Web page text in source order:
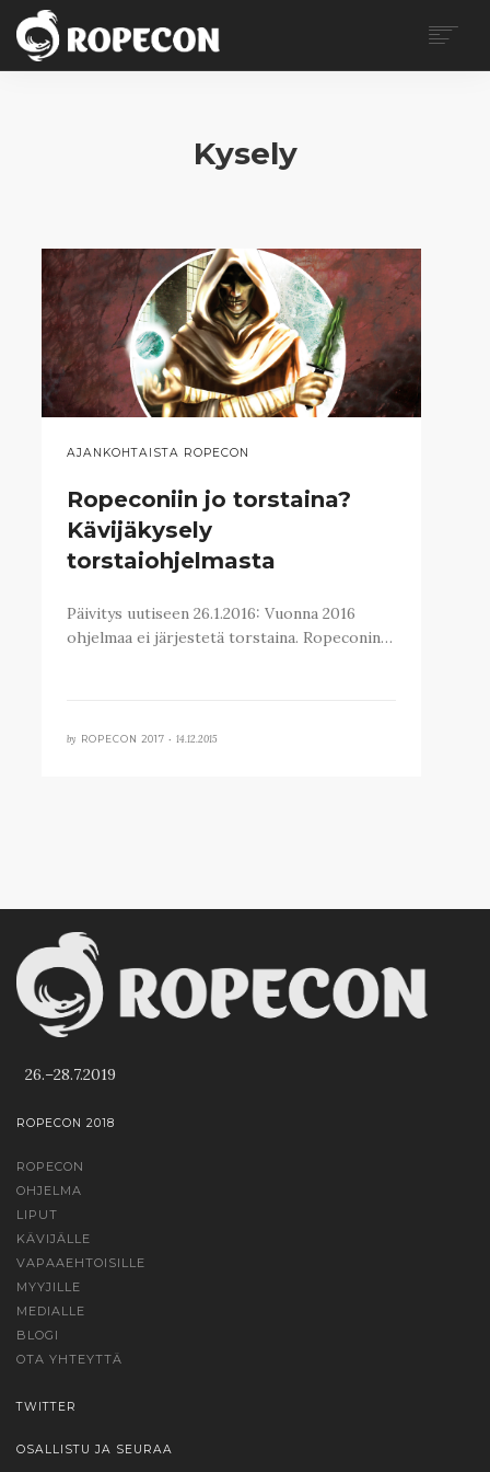
MEDIALLE
BLOGI
OTA YHTEYTTÄ
SEARCH
Kysely
AJANKOHTAISTA ROPECON
Ropeconiin jo torstaina?
Kävijäkysely
torstaiohjelmasta
Päivitys uutiseen 26.1.2016: Vuonna 2016
ohjelmaa ei järjestetä torstaina. Ropeconin…
by ROPECON 2017 • 14.12.2015
26.–28.7.2019
ROPECON 2018
ROPECON
OHJELMA
LIPUT
KÄVIJÄLLE
VAPAAEHTOISILLE
MYYJILLE
MEDIALLE
BLOGI
OTA YHTEYTTÄ
TWITTER
OSALLISTU JA SEURAA